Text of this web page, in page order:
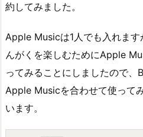
約してみました。
Apple Musicは1人でも入れま
んがくを楽しむためにApple
ってみることにしましたので
Apple Musicを合わせて使って
います。